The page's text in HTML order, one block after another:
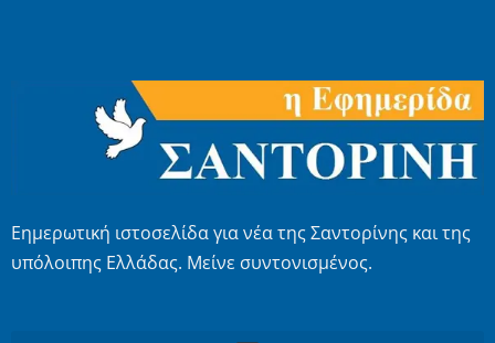
Εημερωτική ιστοσελίδα για νέα της Σαντορίνης και της
υπόλοιπης Ελλάδας. Μείνε συντονισμένος.